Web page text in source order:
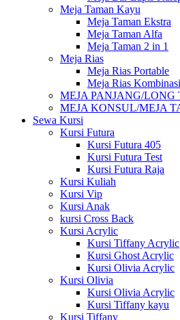
Meja Taman Kayu
Meja Taman Ekstra
Meja Taman Alfa
Meja Taman 2 in 1
Meja Rias
Meja Rias Portable
Meja Rias
MEJA PANJANG/LONG
MEJA KONSUL/MEJA
Sewa Kursi
Kursi Futura
Kursi Futura 405
Kursi Futura Test
Kursi Futura Raja
Kursi Kuliah
Kursi Vip
Kursi Anak
kursi Cross Back
Kursi Acrylic
Kursi Tiffany Acrylic
Kursi Ghost Acrylic
Kursi Olivia Acrylic
Kursi Olivia
Kursi Olivia Acrylic
Kursi Tiffany kayu
Kursi Tiffany